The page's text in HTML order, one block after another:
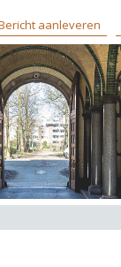
aanleveren